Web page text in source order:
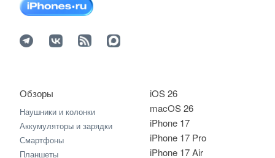
iOS 26
macOS 26
iPhone 17
iPhone 17 Pro
iPhone 17 Air
Обзоры
Наушники и колонки
Аккумуляторы и зарядки
Смартфоны
Планшеты